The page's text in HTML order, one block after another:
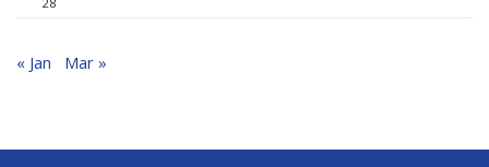
« Jan Mar »